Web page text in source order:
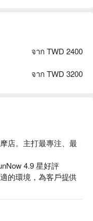
จาก TWD 2400
จาก TWD 3200
店。主打最專注、最
4.9 星好評
的環境，為客戶提供
格、菡氧 SPA 按摩優